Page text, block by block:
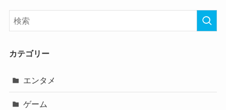
カテゴリー
エンタメ
ゲーム